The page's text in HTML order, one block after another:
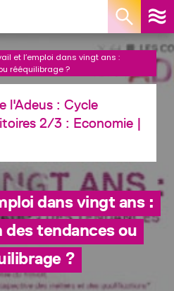
et l’emploi dans vingt ans :
rééquilibrage ?
l'Adeus : Cycle
2/3 : Economie |
dans vingt ans :
tendances ou
?